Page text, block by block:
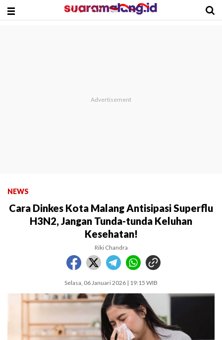
NEWS
Cara Dinkes Kota Malang Antisipasi Superflu
H3N2, Jangan Tunda-tunda Keluhan
Kesehatan!
Riki Chandra
Selasa, 06 Januari 2026 | 19:15 WIB